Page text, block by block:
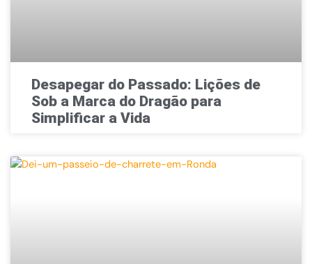
Desapegar do Passado: Lições de
Sob a Marca do Dragão para
Simplificar a Vida